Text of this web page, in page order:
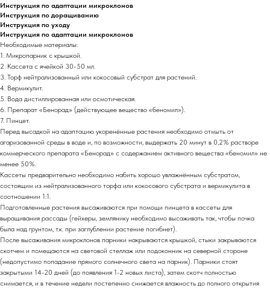
Инструкция по адаптации микроклонов
Инструкция по доращиванию
Инструкция по уходу
Инструкция по адаптации микроклонов
Необходимые материалы:
1. Микропарник с крышкой.
2. Кассета с ячейкой 30-50 мл.
3. Торф нейтрализованный или кокосовый субстрат для растений.
4. Вермикулит.
5. Вода дистиллированная или осмотическая.
6. Препарат «Бенорад» (действующее вещество «беномил»).
7. Пинцет.
Перед высадкой на адаптацию укоренённые растения необходимо отмыть от
агаризованной среды в воде и, по возможности, выдержать 20 минут в 0,2% растворе
коммерческого препарата «Бенорад» с содержанием активного вещества «беномил» не
менее 50%.
Кассеты предварительно необходимо набить хорошо увлажнённым субстратом,
состоящим из нейтрализованного торфа или кокосового субстрата и вермикулита в
соотношении 1:1.
Подготовленные растения высаживаются при помощи пинцета в кассеты для
выращивания рассады (гейхеры, землянику необходимо высаживать так, чтобы почка
была над грунтом, т.к. при заглублении растение погибнет).
После высаживания микроклонов парники накрываются крышкой, стыки закрываются
скотчем и помещаются на световой стеллаж или подоконник на северной стороне
(недопустимо попадание прямого солнечного света на парник). Парники стоят
закрытыми 14-20 дней (до появления 1-2 новых листа), затем скотч полностью
снимается, и в течение недели постепенно снижается влажность до полного открытия